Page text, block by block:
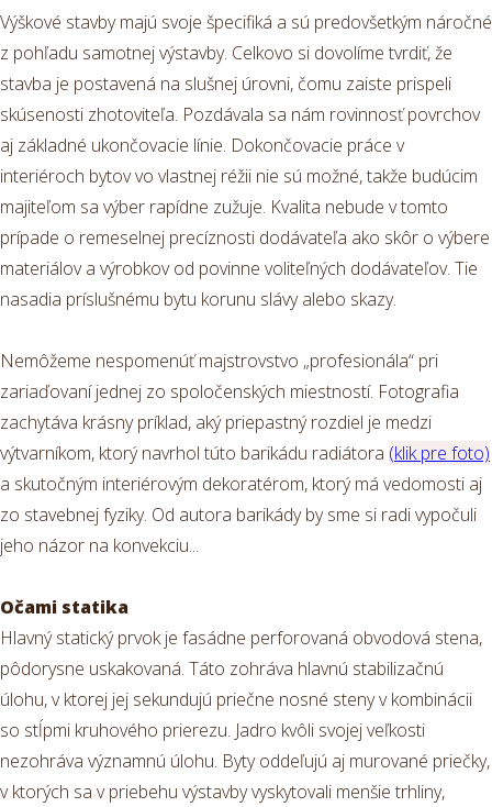
Výškové stavby majú svoje špecifiká a sú predovšetkým náročné
z pohľadu samotnej výstavby. Celkovo si dovolíme tvrdiť, že
stavba je postavená na slušnej úrovni, čomu zaiste prispeli
skúsenosti zhotoviteľa. Pozdávala sa nám rovinnosť povrchov
aj základné ukončovacie línie. Dokončovacie práce v
interiéroch bytov vo vlastnej réžii nie sú možné, takže budúcim
majiteľom sa výber rapídne zužuje. Kvalita nebude v tomto
prípade o remeselnej precíznosti dodávateľa ako skôr o výbere
materiálov a výrobkov od povinne voliteľných dodávateľov. Tie
nasadia príslušnému bytu korunu slávy alebo skazy.
Nemôžeme nespomenúť majstrovstvo „profesionála“ pri
zariaďovaní jednej zo spoločenských miestností. Fotografia
zachytáva krásny príklad, aký priepastný rozdiel je medzi
výtvarníkom, ktorý navrhol túto barikádu radiátora (klik pre foto)
a skutočným interiérovým dekoratérom, ktorý má vedomosti aj
zo stavebnej fyziky. Od autora barikády by sme si radi vypočuli
jeho názor na konvekciu...
Očami statika
Hlavný statický prvok je fasádne perforovaná obvodová stena,
pôdorysne uskakovaná. Táto zohráva hlavnú stabilizačnú
úlohu, v ktorej jej sekundujú priečne nosné steny v kombinácii
so stĺpmi kruhového prierezu. Jadro kvôli svojej veľkosti
nezohráva významnú úlohu. Byty oddeľujú aj murované priečky,
v ktorých sa v priebehu výstavby vyskytovali menšie trhliny,